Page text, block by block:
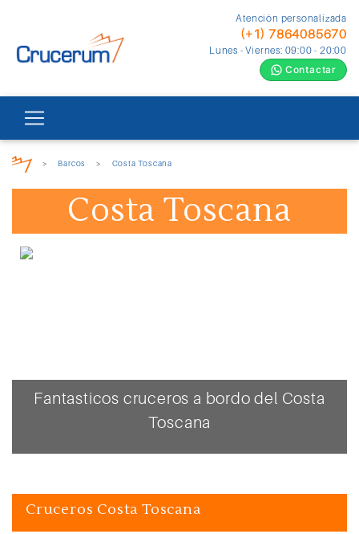
Atención personalizada
(+1) 7864085670
Lunes - Viernes: 09:00 - 20:00
Contactar
> Barcos > Costa Toscana
Costa Toscana
Fantasticos cruceros a bordo del Costa
Toscana
Cruceros Costa Toscana